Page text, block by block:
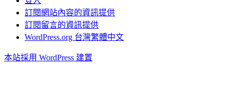
訂閱網站內容的資訊提供
訂閱留言的資訊提供
WordPress.org 台灣繁體中文
本站採用 WordPress 建置